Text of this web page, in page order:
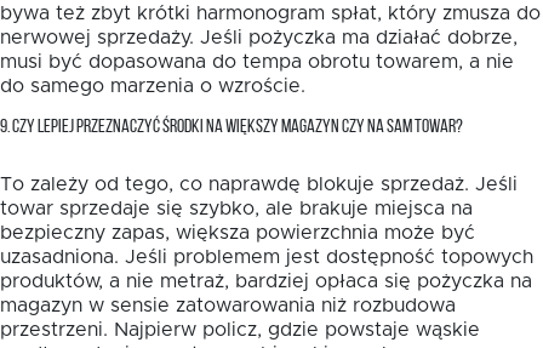
bywa też zbyt krótki harmonogram spłat, który zmusza do
nerwowej sprzedaży. Jeśli pożyczka ma działać dobrze,
musi być dopasowana do tempa obrotu towarem, a nie
do samego marzenia o wzroście.
9. CZY LEPIEJ PRZEZNACZYĆ ŚRODKI NA WIĘKSZY MAGAZYN CZY NA SAM TOWAR?
To zależy od tego, co naprawdę blokuje sprzedaż. Jeśli
towar sprzedaje się szybko, ale brakuje miejsca na
bezpieczny zapas, większa powierzchnia może być
uzasadniona. Jeśli problemem jest dostępność topowych
produktów, a nie metraż, bardziej opłaca się pożyczka na
magazyn w sensie zatowarowania niż rozbudowa
przestrzeni. Najpierw policz, gdzie powstaje wąskie